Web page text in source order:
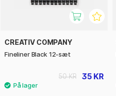
CREATIV COMPANY
Fineliner Black 12-sæt
35 KR
50 KR